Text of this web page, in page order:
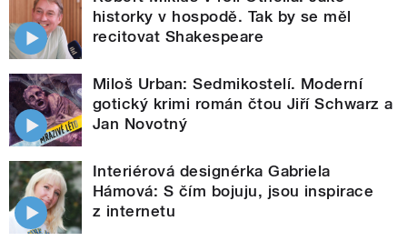
historky v hospodě. Tak by se měl
recitovat Shakespeare
Miloš Urban: Sedmikostelí. Moderní
gotický krimi román čtou Jiří Schwarz a
Jan Novotný
Interiérová designérka Gabriela
Hámová: S čím bojuju, jsou inspirace
z internetu